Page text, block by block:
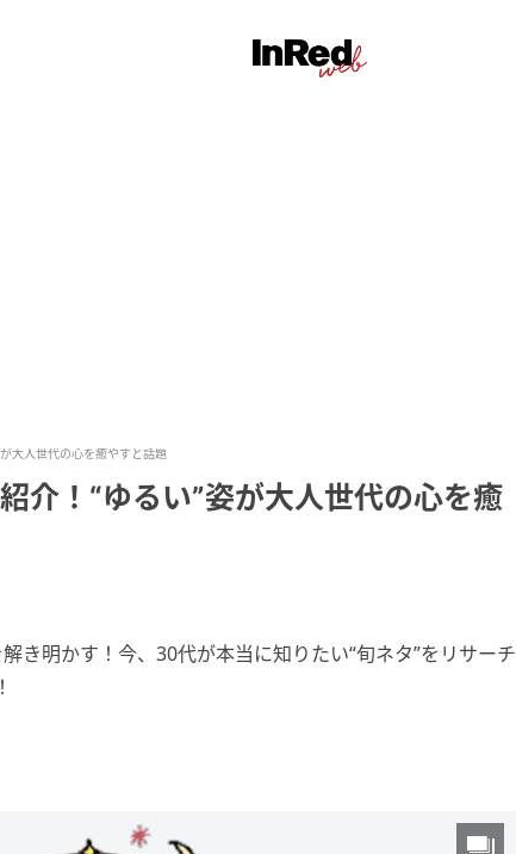
大人世代の心を癒やすと話題
介！“ゆるい”姿が大人世代の心を癒
き明かす！今、30代が本当に知りたい“旬ネタ”をリサーチ